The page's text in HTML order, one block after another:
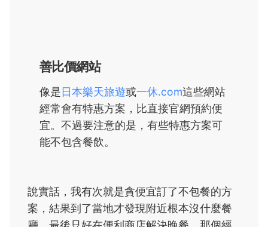
善比價網站
像是日本樂天旅遊或一休.com這些網站
經常會有特惠方案，比直接官網預約便
宜。不過要注意的是，有些特惠方案可
能不包含餐飲。
說實話，我有次就是貪便宜訂了不包餐的方
案，結果到了當地才發現附近根本沒什麼餐